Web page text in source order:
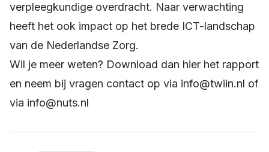
verpleegkundige overdracht. Naar verwachting
heeft het ook impact op het brede ICT-landschap
van de Nederlandse Zorg.
Wil je meer weten? Download dan hier het rapport
en neem bij vragen contact op via info@twiin.nl of
via info@nuts.nl